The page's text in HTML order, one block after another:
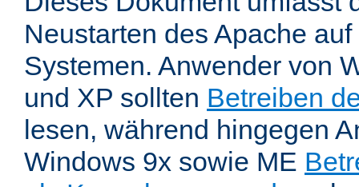
Neustarten des Apache
Systemen. Anwender von
und XP sollten Betreiben
lesen, während hingegen
Windows 9x sowie ME